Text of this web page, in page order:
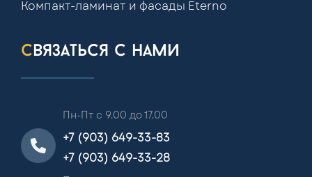
Компакт-ламинат и фасады Eterno
связаться с нами
Пн-Пт с 9.00 до 17.00
+7 (903) 649-33-83
+7 (903) 649-33-28